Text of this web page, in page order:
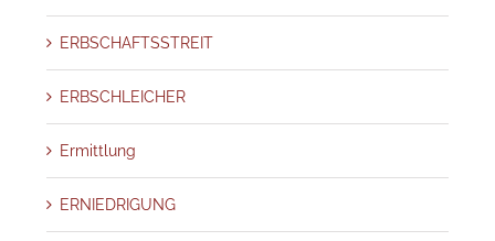
ERBSCHAFTSSTREIT
ERBSCHLEICHER
Ermittlung
ERNIEDRIGUNG